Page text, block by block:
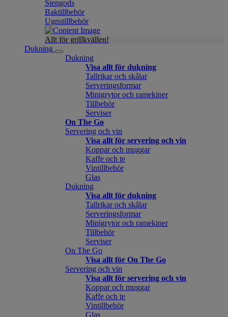
Stengods
Baktillbehör
Ugnstillbehör
Allt för grillkvällen!
Dukning
Dukning
Visa allt för dukning
Tallrikar och skålar
Serveringsformar
Minigrytor och ramekiner
Tillbehör
Serviser
On The Go
Servering och vin
Visa allt för servering och vin
Koppar och muggar
Kaffe och te
Vintillbehör
Glas
Dukning
Visa allt för dukning
Tallrikar och skålar
Serveringsformar
Minigrytor och ramekiner
Tillbehör
Serviser
On The Go
Visa allt för On The Go
Servering och vin
Visa allt för servering och vin
Koppar och muggar
Kaffe och te
Vintillbehör
Glas